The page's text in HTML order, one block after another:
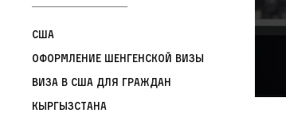
США
Оформление шенгенской визы
Виза в США для граждан
Кыргызстана